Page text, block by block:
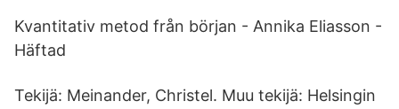
Kvantitativ metod från början - Annika Eliasson -
Häftad
Tekijä: Meinander, Christel. Muu tekijä: Helsingin